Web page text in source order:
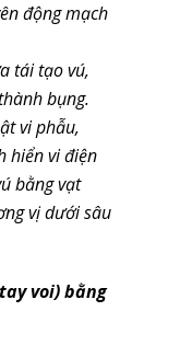
động mạch
tái tạo vú,
bụng.
vi phẫu,
hiển vi điện
bằng vạt
vị dưới sâu
voi) bằng